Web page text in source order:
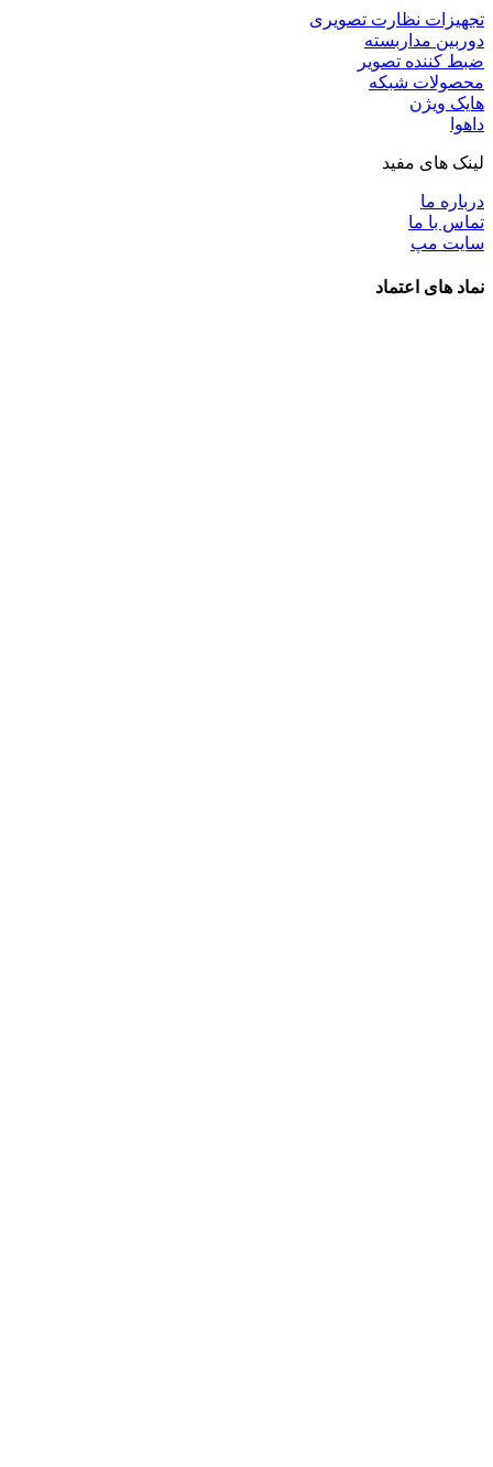
تجهیزات نظارت تصویری
دوربین مداربسته
ضبط کننده تصویر
محصولات شبکه
هایک ویژن
داهوا
لینک های مفید
درباره ما
تماس با ما
سایت مپ
نماد های اعتماد